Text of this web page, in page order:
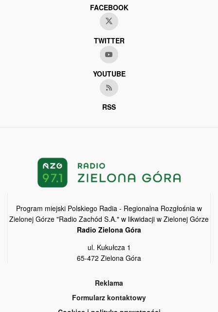
FACEBOOK
TWITTER
YOUTUBE
RSS
Program miejski Polskiego Radia - Regionalna Rozgłośnia w
Zielonej Górze "Radio Zachód S.A." w likwidacji w Zielonej Górze
Radio Zielona Góra
ul. Kukułcza 1
65-472 Zielona Góra
Reklama
Formularz kontaktowy